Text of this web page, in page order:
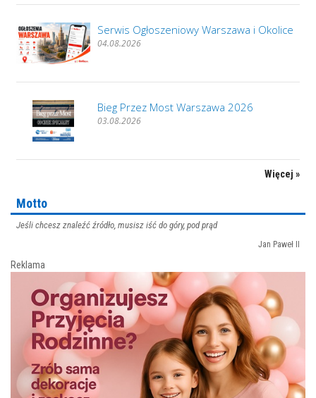
Serwis Ogłoszeniowy Warszawa i Okolice
04.08.2026
Bieg Przez Most Warszawa 2026
03.08.2026
Więcej »
Motto
Jeśli chcesz znaleźć źródło, musisz iść do góry, pod prąd
Jan Paweł II
Reklama